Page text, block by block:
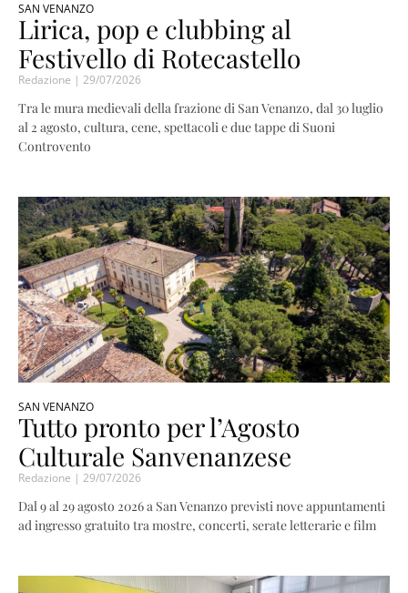
SAN VENANZO
Lirica, pop e clubbing al
Festivello di Rotecastello
Redazione 29/07/2026
Tra le mura medievali della frazione di San Venanzo, dal 30 luglio
al 2 agosto, cultura, cene, spettacoli e due tappe di Suoni
Controvento
SAN VENANZO
Tutto pronto per l’Agosto
Culturale Sanvenanzese
Redazione 29/07/2026
Dal 9 al 29 agosto 2026 a San Venanzo previsti nove appuntamenti
ad ingresso gratuito tra mostre, concerti, serate letterarie e film